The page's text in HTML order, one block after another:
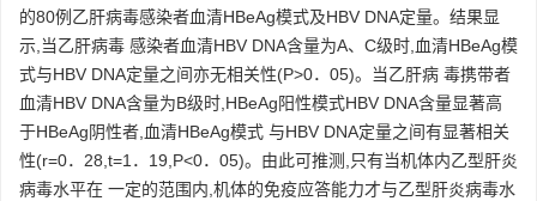
的80例乙肝病毒感染者血清HBeAg模式及HBV DNA定量。结果显
示,当乙肝病毒 感染者血清HBV DNA含量为A、C级时,血清HBeAg模
式与HBV DNA定量之间亦无相关性(P>0．05)。当乙肝病 毒携带者
血清HBV DNA含量为B级时,HBeAg阳性模式HBV DNA含量显著高
于HBeAg阴性者,血清HBeAg模式 与HBV DNA定量之间有显著相关
性(r=0．28,t=1．19,P<0．05)。由此可推测,只有当机体内乙型肝炎
病毒水平在 一定的范围内,机体的免疫应答能力才与乙型肝炎病毒水